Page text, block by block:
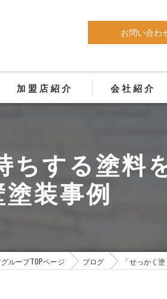
お問い合わ
加盟店紹介 会社紹介
する塗料
装事例
ループTOPページ ブログ 「せっかく